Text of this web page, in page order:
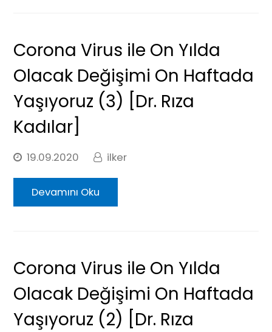
Corona Virus ile On Yılda
Olacak Değişimi On Haftada
Yaşıyoruz (3) [Dr. Rıza
Kadılar]
19.09.2020 ilker
Devamını Oku
Corona Virus ile On Yılda
Olacak Değişimi On Haftada
Yaşıyoruz (2) [Dr. Rıza